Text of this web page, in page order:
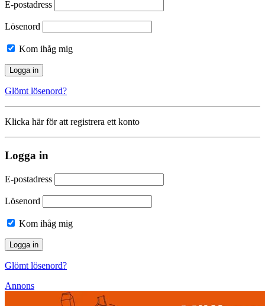
E-postadress
Lösenord
Kom ihåg mig
Glömt lösenord?
Klicka här för att registrera ett konto
Logga in
E-postadress
Lösenord
Kom ihåg mig
Glömt lösenord?
Annons